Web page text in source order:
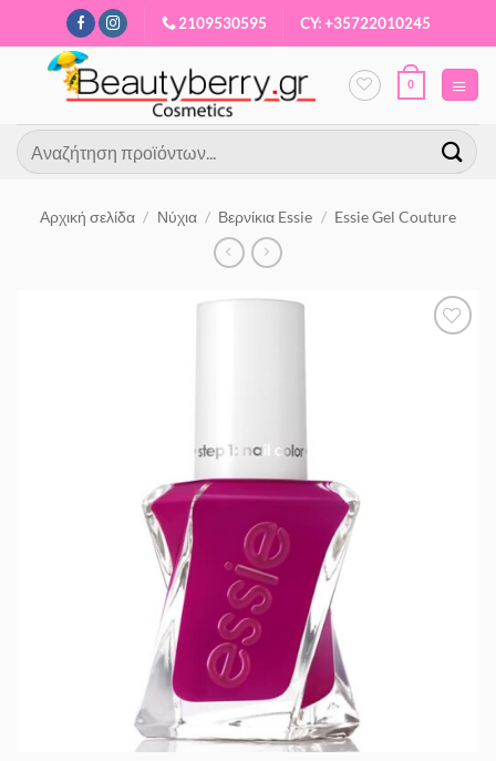
Μετάβαση
περιεχόμενο
2109530595 CY: +35722010245
0
Αναζήτηση
για:
Αρχική σελίδα / Νύχια / Βερνίκια Essie / Essie Gel Couture